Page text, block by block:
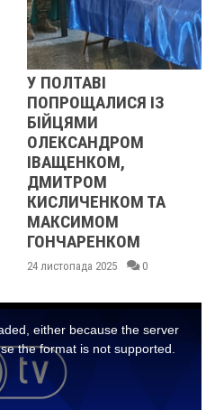
У ПОЛТАВІ
ПОПРОЩАЛИСЯ ІЗ
БІЙЦЯМИ
ОЛЕКСАНДРОМ
ІВАЩЕНКОМ,
ДМИТРОМ
КИСЛИЧЕНКОМ ТА
МАКСИМОМ
ГОНЧАРЕНКОМ
24 листопада 2025 0